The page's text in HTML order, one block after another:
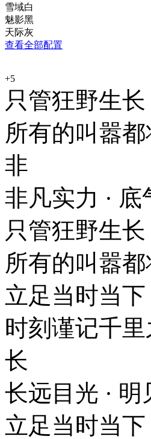
雪域白
魅影黑
天际灰
查看全部配置
+5
只管狂野生长
所有的叫嚣
非
非凡实力 · 底
只管狂野生长
所有的叫嚣
立足当时当下
时刻谨记千
长
长远目光 · 明
立足当时当下